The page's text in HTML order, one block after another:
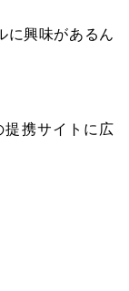
に興味があるん
携サイトに広